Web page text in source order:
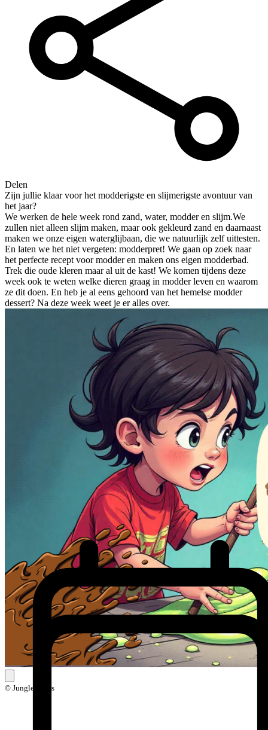
Delen
Zijn jullie klaar voor het modderigste en slijmerigste avontuur van
het jaar?
We werken de hele week rond zand, water, modder en slijm.We
zullen niet alleen slijm maken, maar ook gekleurd zand en daarnaast
maken we onze eigen waterglijbaan, die we natuurlijk zelf uittesten.
En laten we het niet vergeten: modderpret! We gaan op zoek naar
het perfecte recept voor modder en maken ons eigen modderbad.
Trek die oude kleren maar al uit de kast! We komen tijdens deze
week ook te weten welke dieren graag in modder leven en waarom
ze dit doen. En heb je al eens gehoord van het hemelse modder
dessert? Na deze week weet je er alles over.
© Jungle Skills